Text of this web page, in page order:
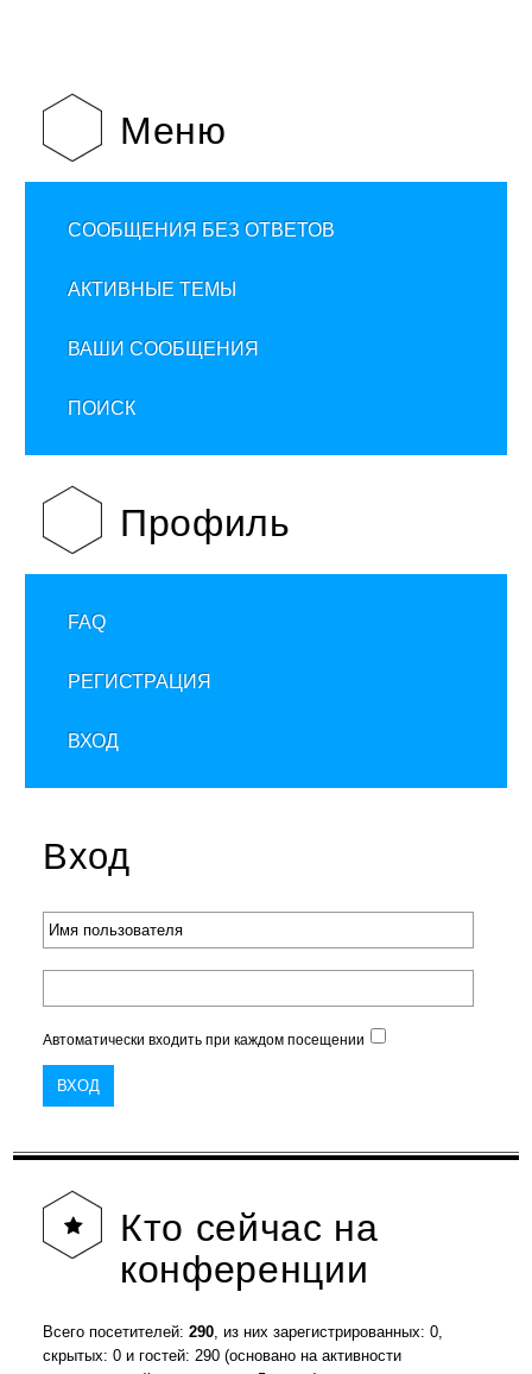
Меню
СООБЩЕНИЯ БЕЗ ОТВЕТОВ
АКТИВНЫЕ ТЕМЫ
ВАШИ СООБЩЕНИЯ
ПОИСК
Профиль
FAQ
РЕГИСТРАЦИЯ
ВХОД
Вход
Автоматически входить при каждом посещении
Кто сейчас на
конференции
Всего посетителей:290, из них зарегистрированных: 0,
скрытых: 0 и гостей: 290 (основано на активности